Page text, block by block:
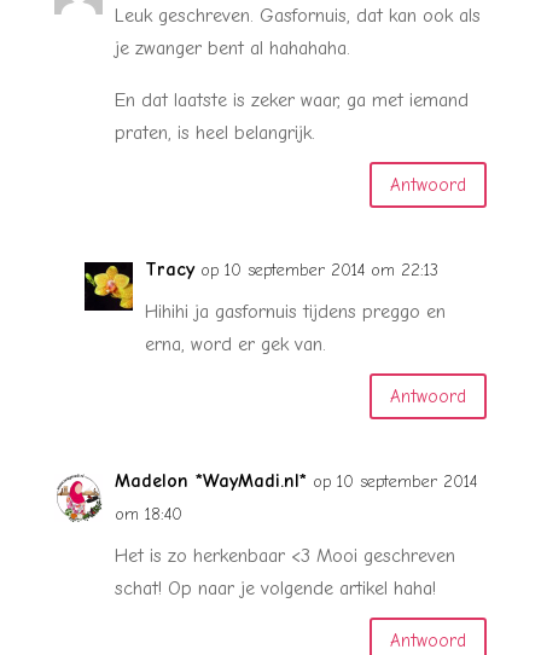
Leuk geschreven. Gasfornuis, dat kan ook als
je zwanger bent al hahahaha.
En dat laatste is zeker waar, ga met iemand
praten, is heel belangrijk.
Antwoord
Tracy op 10 september 2014 om 22:13
Hihihi ja gasfornuis tijdens preggo en
erna, word er gek van.
Antwoord
Madelon *WayMadi.nl* op 10 september 2014
om 18:40
Het is zo herkenbaar <3 Mooi geschreven
schat! Op naar je volgende artikel haha!
Antwoord